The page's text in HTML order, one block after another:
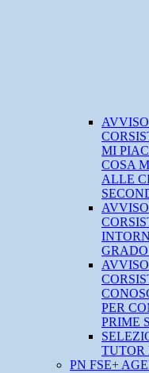
MI
COSA
ALLE
PER
PRIME
TUTOR
PN FSE+